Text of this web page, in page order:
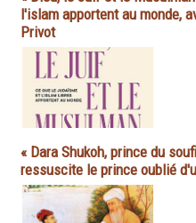
l'islam apportent au monde,
Privot
« Dara Shukoh, prince du
ressuscite le prince oublié